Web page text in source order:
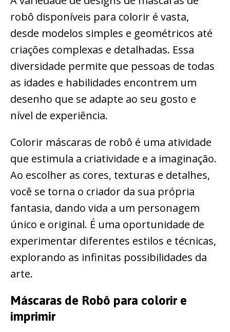
robô disponíveis para colorir é vasta,
desde modelos simples e geométricos até
criações complexas e detalhadas. Essa
diversidade permite que pessoas de todas
as idades e habilidades encontrem um
desenho que se adapte ao seu gosto e
nível de experiência.
Colorir máscaras de robô é uma atividade
que estimula a criatividade e a imaginação.
Ao escolher as cores, texturas e detalhes,
você se torna o criador da sua própria
fantasia, dando vida a um personagem
único e original. É uma oportunidade de
experimentar diferentes estilos e técnicas,
explorando as infinitas possibilidades da
arte.
Máscaras de Robô para colorir e
imprimir